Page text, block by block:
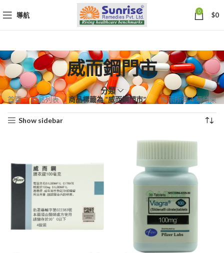
導航 0 $0
威而鋼門市
分類
首頁 商品列表 商品標籤為 “威而鋼門市” 顯示所有 4 筆結果依
Show sidebar